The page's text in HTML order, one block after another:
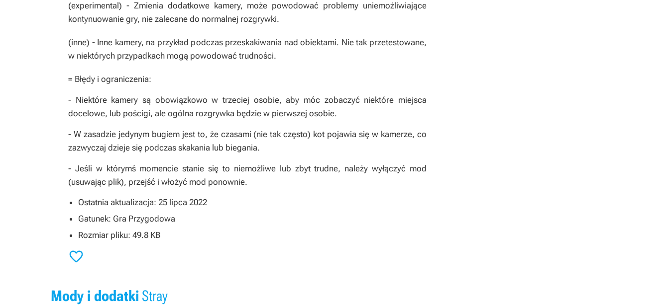
(experimental) - Zmienia dodatkowe kamery, może powodować problemy uniemożliwiające
kontynuowanie gry, nie zalecane do normalnej rozgrywki.
(inne) - Inne kamery, na przykład podczas przeskakiwania nad obiektami. Nie tak przetestowane,
w niektórych przypadkach mogą powodować trudności.
= Błędy i ograniczenia:
- Niektóre kamery są obowiązkowo w trzeciej osobie, aby móc zobaczyć niektóre miejsca
docelowe, lub pościgi, ale ogólna rozgrywka będzie w pierwszej osobie.
- W zasadzie jedynym bugiem jest to, że czasami (nie tak często) kot pojawia się w kamerze, co
zazwyczaj dzieje się podczas skakania lub biegania.
- Jeśli w którymś momencie stanie się to niemożliwe lub zbyt trudne, należy wyłączyć mod
(usuwając plik), przejść i włożyć mod ponownie.
Ostatnia aktualizacja: 25 lipca 2022
Gatunek: Gra Przygodowa
Rozmiar pliku: 49.8 KB

Mody i dodatki Stray